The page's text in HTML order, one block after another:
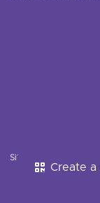
Create a
Site web © 2021
une marque